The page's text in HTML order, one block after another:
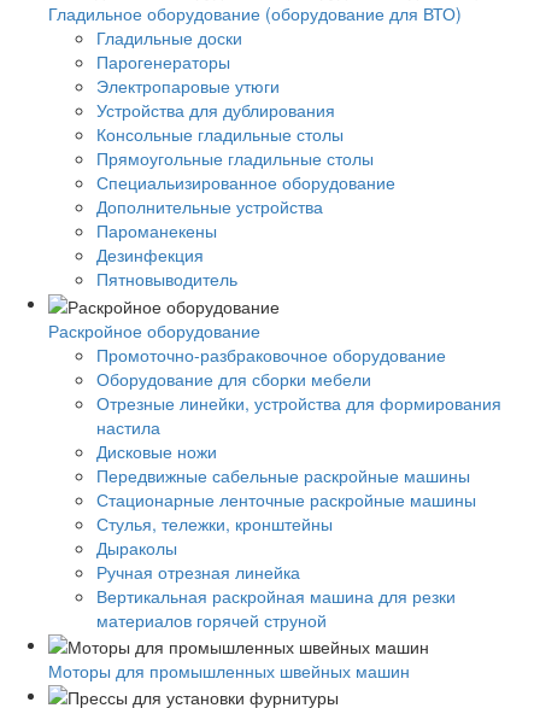
Гладильное оборудование (оборудование для ВТО)
Гладильные доски
Парогенераторы
Электропаровые утюги
Устройства для дублирования
Консольные гладильные столы
Прямоугольные гладильные столы
Специальизированное оборудование
Дополнительные устройства
Пароманекены
Дезинфекция
Пятновыводитель
Раскройное оборудование
Промоточно-разбраковочное оборудование
Оборудование для сборки мебели
Отрезные линейки, устройства для формирования
настила
Дисковые ножи
Передвижные сабельные раскройные машины
Стационарные ленточные раскройные машины
Стулья, тележки, кронштейны
Дыраколы
Ручная отрезная линейка
Вертикальная раскройная машина для резки
материалов горячей струной
Моторы для промышленных швейных машин